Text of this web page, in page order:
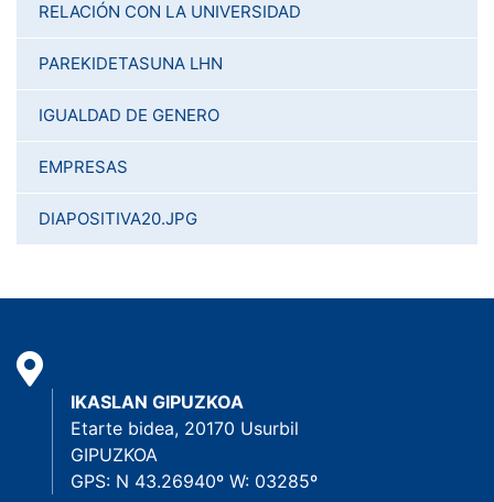
RELACIÓN CON LA UNIVERSIDAD
PAREKIDETASUNA LHN
IGUALDAD DE GENERO
EMPRESAS
DIAPOSITIVA20.JPG
IKASLAN GIPUZKOA
Etarte bidea, 20170 Usurbil
GIPUZKOA
GPS: N 43.26940º W: 03285º